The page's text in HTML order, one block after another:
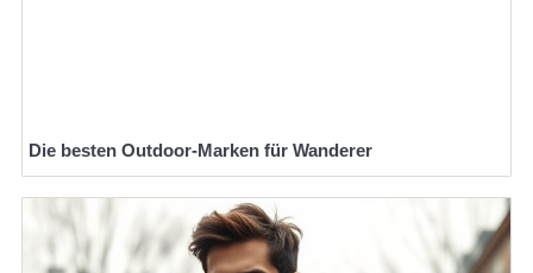
Die besten Outdoor-Marken für Wanderer